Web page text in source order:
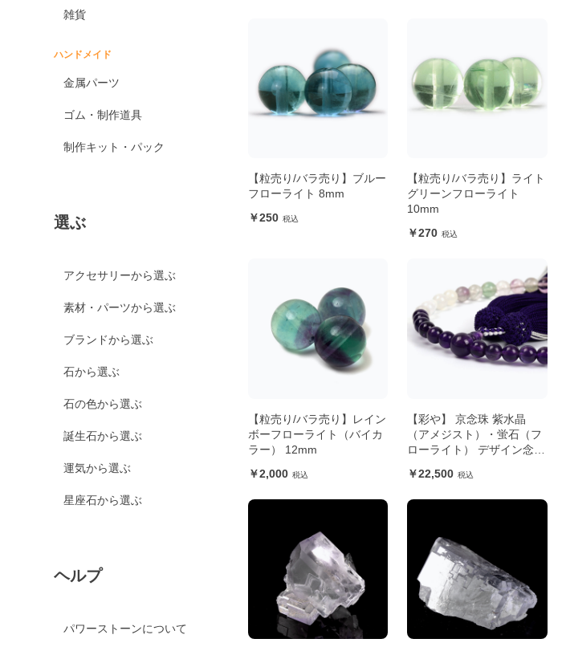
雑貨
ハンドメイド
金属パーツ
ゴム・制作道具
制作キット・パック
選ぶ
アクセサリーから選ぶ
素材・パーツから選ぶ
ブランドから選ぶ
石から選ぶ
石の色から選ぶ
誕生石から選ぶ
運気から選ぶ
星座石から選ぶ
ヘルプ
パワーストーンについて
【粒売り/バラ売り】ブルー
フローライト 8mm
250
【粒売り/バラ売り】ライト
グリーンフローライト
10mm
270
【粒売り/バラ売り】レイン
ボーフローライト（バイカ
ラー） 12mm
2,000
【彩や】 京念珠 紫水晶
（アメジスト）・蛍石（フ
ローライト） デザイン念珠
22,500